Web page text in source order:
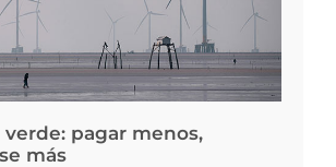
verde: pagar menos,
más